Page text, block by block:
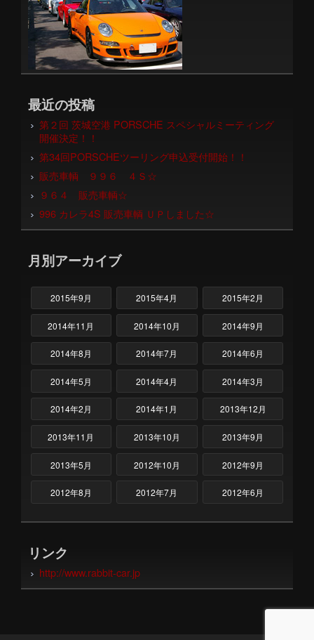
最近の投稿
第２回 茨城空港 PORSCHE スペシャルミーティング
開催決定！！
第34回PORSCHEツーリング申込受付開始！！
販売車輌 ９９６ ４Ｓ☆
９６４ 販売車輌☆
996 カレラ4S 販売車輌 ＵＰしました☆
月別アーカイブ
2015年9月 2015年4月 2015年2月
2014年11月 2014年10月 2014年9月
2014年8月 2014年7月 2014年6月
2014年5月 2014年4月 2014年3月
2014年2月 2014年1月 2013年12月
2013年11月 2013年10月 2013年9月
2013年5月 2012年10月 2012年9月
2012年8月 2012年7月 2012年6月
リンク
http://www.rabbit-car.jp